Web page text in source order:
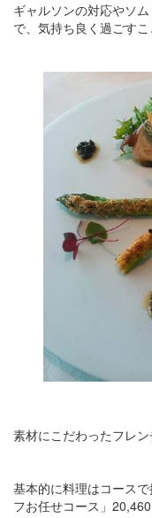
ギャルソンの対応やソ
で、気持ち良く過ごすこ
素材にこだわったフレン
基本的に料理はコース
フお任せコース」20,460